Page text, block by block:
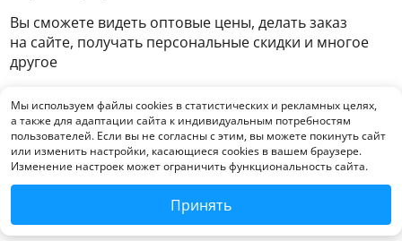
Вы сможете видеть оптовые цены, делать заказ
на сайте, получать персональные скидки и многое
другое
Зарегистрироваться
Мы используем файлы cookies в статистических и рекламных целях,
а также для адаптации сайта к индивидуальным потребностям
пользователей. Если вы не согласны с этим, вы можете покинуть сайт
или изменить настройки, касающиеся cookies в вашем браузере.
Изменение настроек может ограничить функциональность сайта.
Принять